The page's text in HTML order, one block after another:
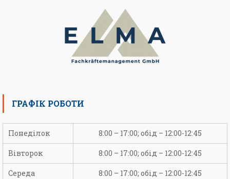
ГРАФІК РОБОТИ
Понеділок 8:00 – 17:00; обід – 12:00-12:45
Вівторок 8:00 – 17:00; обід – 12:00-12:45
Середа 8:00 – 17:00; обід – 12:00-12:45